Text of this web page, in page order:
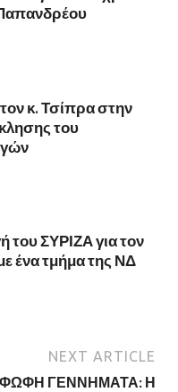
κ. Τσίπρα στην
του
του ΣΥΡΙΖΑ για τον
ένα τμήμα της ΝΔ
NEXT ARTICLE
ΦΩΦΗ ΓΕΝΝΗΜΑΤΑ: Η